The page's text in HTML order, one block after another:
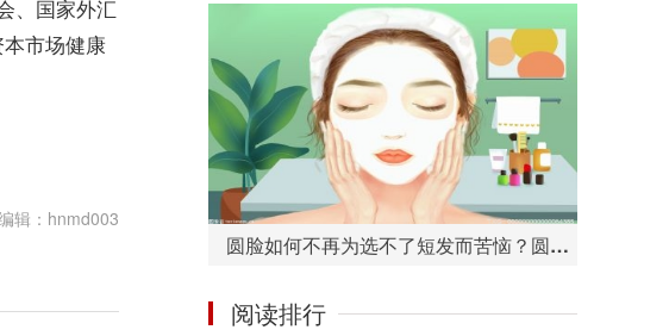
、国家外汇
市场健康
辑：hnmd003
圆脸如何不再为选不了短发而苦恼？圆脸适合的短发造型有哪些？
阅读排行